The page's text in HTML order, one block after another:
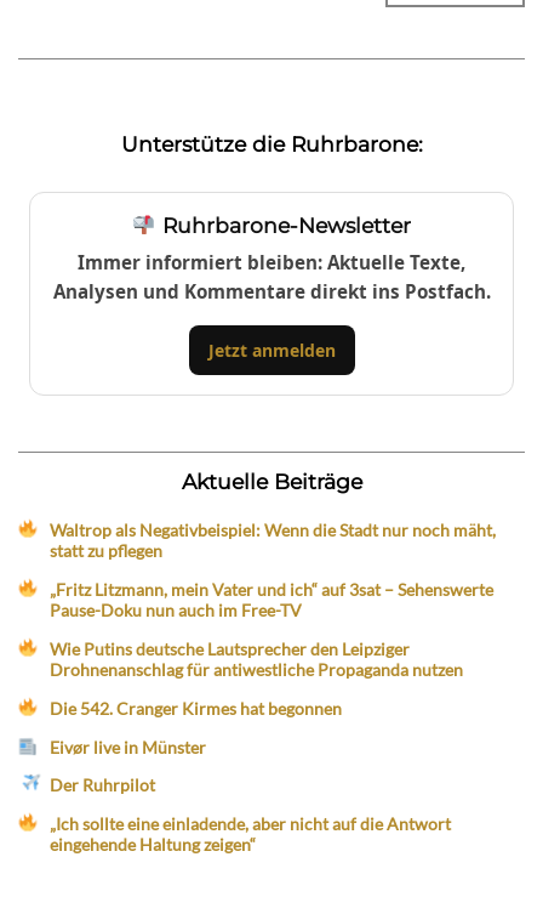
Unterstütze die Ruhrbarone:
Ruhrbarone-Newsletter
Immer informiert bleiben: Aktuelle Texte,
Analysen und Kommentare direkt ins Postfach.
Jetzt anmelden
Aktuelle Beiträge
Waltrop als Negativbeispiel: Wenn die Stadt nur noch mäht,
statt zu pflegen
„Fritz Litzmann, mein Vater und ich“ auf 3sat – Sehenswerte
Pause-Doku nun auch im Free-TV
Wie Putins deutsche Lautsprecher den Leipziger
Drohnenanschlag für antiwestliche Propaganda nutzen
Die 542. Cranger Kirmes hat begonnen
Eivør live in Münster
Der Ruhrpilot
„Ich sollte eine einladende, aber nicht auf die Antwort
eingehende Haltung zeigen“